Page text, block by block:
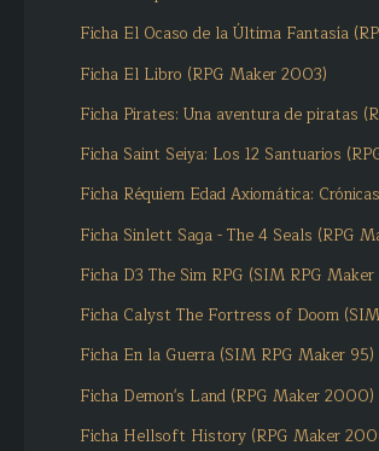
Ficha El Ocaso de la Última Fantasía
Ficha El Libro (RPG Maker 2003)
Ficha Pirates: Una aventura de piratas
Ficha Saint Seiya: Los 12 Santuarios
Ficha Réquiem Edad Axiomática:
Ficha Sinlett Saga - The 4 Seals (RPG
Ficha D3 The Sim RPG (SIM RPG
Ficha Calyst The Fortress of Doom
Ficha En la Guerra (SIM RPG Maker 95)
Ficha Demon's Land (RPG Maker 2000)
Ficha Hellsoft History (RPG Maker